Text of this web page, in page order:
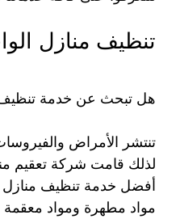
تنظيف منازل
هل تبحث عن خدمة تنظيف
تنتشر الأمراض
لذلك قامت شركة تعقيم
أفضل خدمة تنظيف منازل
مواد مطهرة ومواد